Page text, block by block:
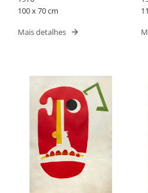
100 x 70 cm
Mais detalhes